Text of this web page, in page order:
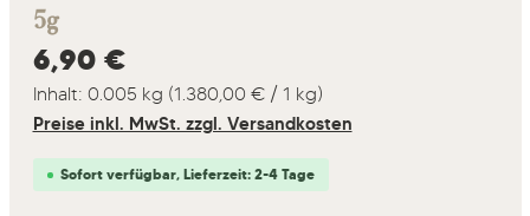
5g
Regulärer Preis:
6,90 €
Inhalt: 0.005 kg (1.380,00 € / 1 kg)
Preise inkl. MwSt. zzgl. Versandkosten
Sofort verfügbar, Lieferzeit: 2-4 Tage